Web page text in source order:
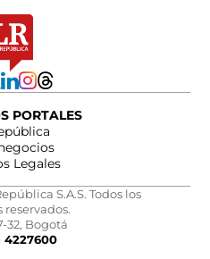
PORTALES
Legales
S.A.S. Todos los
reservados.
32, Bogotá
4227600